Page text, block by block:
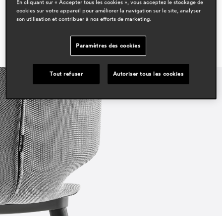
En cliquant sur « Accepter tous les cookies », vous acceptez le stockage de
cookies sur votre appareil pour améliorer la navigation sur le site, analyser
son utilisation et contribuer à nos efforts de marketing.
Paramètres des cookies
Tout refuser Autoriser tous les cookies